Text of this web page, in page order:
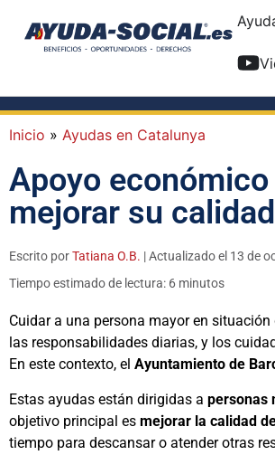
Inicio » Ayudas en Catalunya
Apoyo
mejorar su
Escrito porTatiana O.B. | Actualizado el 13 de
Tiempo estimado de lectura: 6 minutos
Cuidar a una persona mayor en
las responsabilidades diarias, y los
En este contexto, el Ayuntamiento de
Estas ayudas están dirigidas a personas
objetivo principal es mejorar la calidad
tiempo para descansar o atender otras